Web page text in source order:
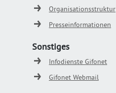
Organisationsstruktur
Presseinformationen
Sonstiges
Infodienste Gifonet
Gifonet Webmail